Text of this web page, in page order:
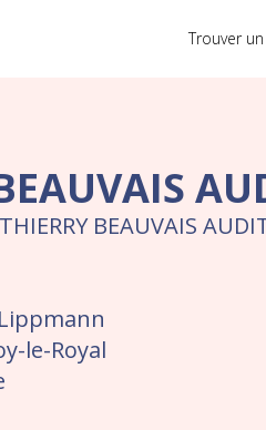
Trouver
BEAUVAIS
le-Royal